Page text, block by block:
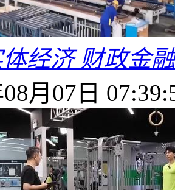
经济 财政金
月07日